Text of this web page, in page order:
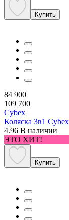
Купить
84 900
109 700
Cybex
Коляска 3в1
4.96 В наличии
ЭТО ХИТ!
Купить